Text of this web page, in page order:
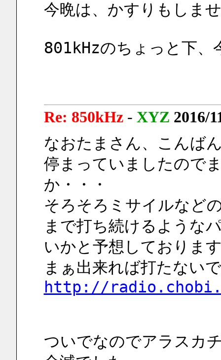
今晩は、かすりもしま
801kHzのちょっと下、
Re: 850kHz- XYZ 2016/
なおたまさん、こんば
停まっていましたので
か・・・
そろそろミサイルなど
まで打ち続けるような
いかと予想しておりま
まぁ出来れば打たない
http://
ついでなのでアラスカ